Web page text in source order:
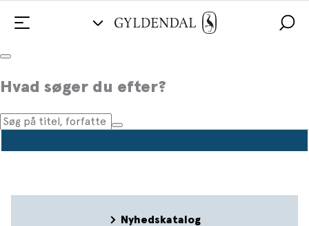
Hvad søger du efter?
Pressemeddelelser
Nyhedskatalog